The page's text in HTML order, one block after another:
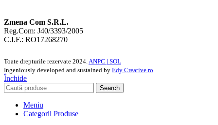
Zmena Com S.R.L.
Reg.Com: J40/3393/2005
C.I.F.: RO17268270
Toate drepturile rezervate 2024. ANPC | SOL
Ingeniously developed and sustained by Edy Creative.ro
Închide
Search
Meniu
Categorii Produse